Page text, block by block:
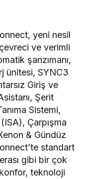
yeni nesil
ve verimli
şanzımanı,
ünitesi, SYNC3
Giriş ve
Şerit
Sistemi,
(ISA), Çarpışma
& Gündüz
standart
gibi bir çok
teknoloji